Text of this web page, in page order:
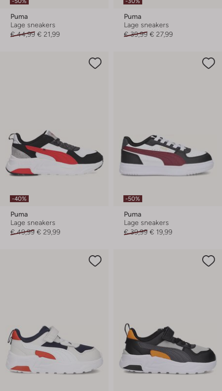
Puma
Lage sneakers
€ 44,99 € 21,99
Puma
Lage sneakers
€ 39,99 € 27,99
-40%
Puma
Lage sneakers
€ 49,99 € 29,99
-50%
Puma
Lage sneakers
€ 39,99 € 19,99